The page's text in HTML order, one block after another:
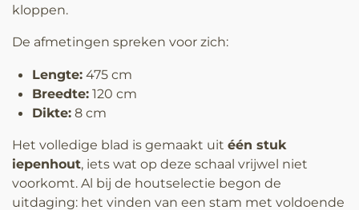
kloppen.
De afmetingen spreken voor zich:
Lengte:475 cm
Breedte:120 cm
Dikte:8 cm
Het volledige blad is gemaakt uit één stuk
iepenhout, iets wat op deze schaal vrijwel niet
voorkomt. Al bij de houtselectie begon de
uitdaging: het vinden van een stam met voldoende